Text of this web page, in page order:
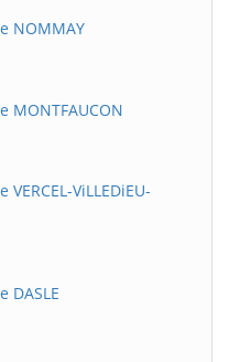
NOMMAY
MONTFAUCON
ViLLEDiEU-
DASLE